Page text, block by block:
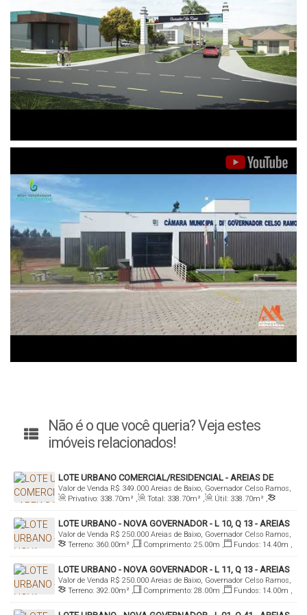
Não é o que você queria? Veja estes
imóveis relacionados!
LOTE URBANO COMERCIAL/RESIDENCIAL - AREIAS DE
BAIXO
R$ 349.000
Valor de Venda
Areias de Baixo, Governador Celso Ramos,
Santa Catarina, Brasil
Privativo: 338.70m² , Total: 338.70m² , Útil: 338.70m² ,
Terreno: 3387.00m² , Fundos: 113.80m , Frente: 113.80m ,
Lado Direito: 297.40 m , Lado Esquerdo: 297 .40 m
LOTE URBANO - NOVA GOVERNADOR - L 10, Q 13 - AREIAS
DE BAIXO
R$ 250.000
Valor de Venda
Areias de Baixo, Governador Celso Ramos,
Santa Catarina, Brasil
Terreno: 360.00m² , Comprimento: 25.00m , Fundos: 14.40m ,
Frente: 14.40m , Lado Direito: 25.00m , Lado Esquerdo: 25.00m
LOTE URBANO - NOVA GOVERNADOR - L 11, Q 13 - AREIAS
DE BAIXO
R$ 250.000
Valor de Venda
Areias de Baixo, Governador Celso Ramos,
Santa Catarina, Brasil
Terreno: 392.00m² , Comprimento: 28.00m , Fundos: 14.00m ,
Frente: 14.00m , Lado Direito: 28.00m , Lado Esquerdo: 28.00m